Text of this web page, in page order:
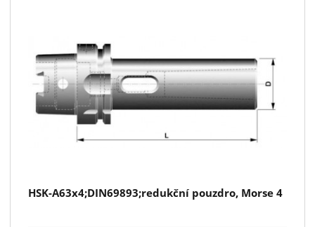
HSK-A63x4;DIN69893;redukční pouzdro, Morse 4